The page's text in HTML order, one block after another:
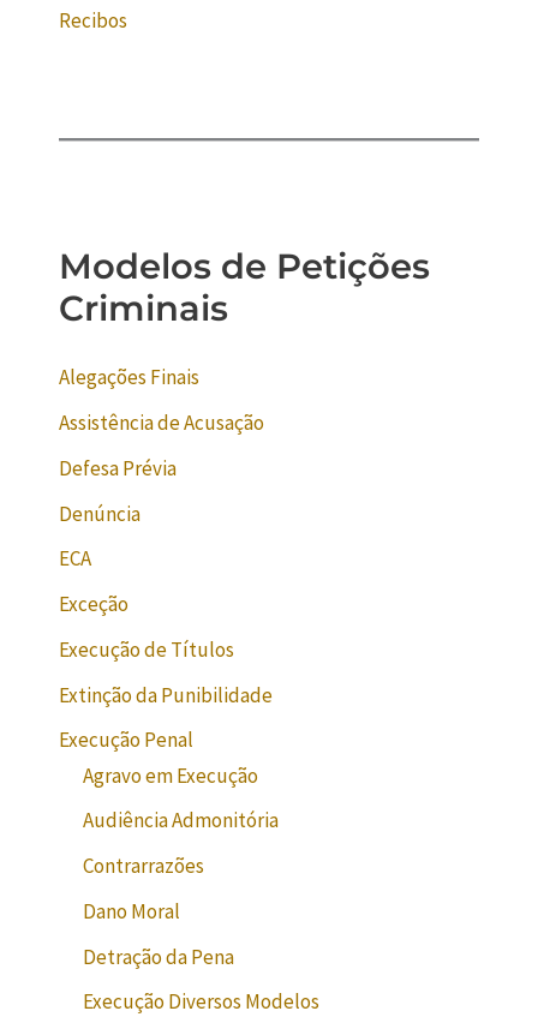
Recibos
Modelos de Petições
Criminais
Alegações Finais
Assistência de Acusação
Defesa Prévia
Denúncia
ECA
Exceção
Execução de Títulos
Extinção da Punibilidade
Execução Penal
Agravo em Execução
Audiência Admonitória
Contrarrazões
Dano Moral
Detração da Pena
Execução Diversos Modelos